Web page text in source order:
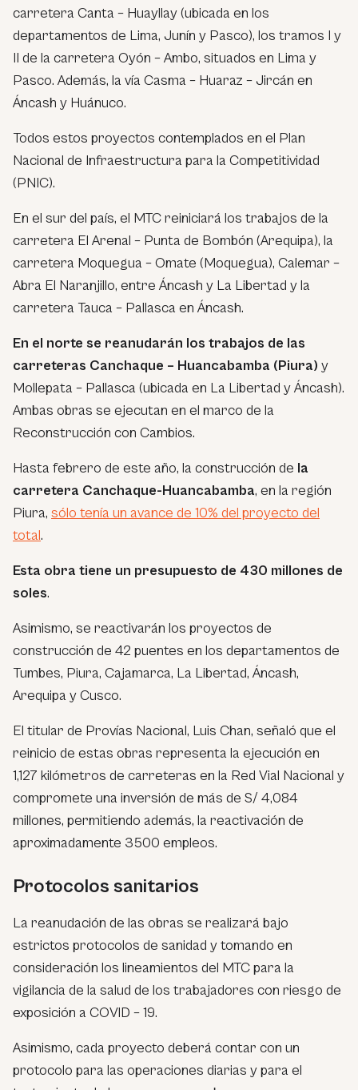
carretera Canta – Huayllay (ubicada en los
departamentos de Lima, Junín y Pasco), los tramos I y
II de la carretera Oyón – Ambo, situados en Lima y
Pasco. Además, la vía Casma – Huaraz – Jircán en
Áncash y Huánuco.
Todos estos proyectos contemplados en el Plan
Nacional de Infraestructura para la Competitividad
(PNIC).
En el sur del país, el MTC reiniciará los trabajos de la
carretera El Arenal – Punta de Bombón (Arequipa), la
carretera Moquegua – Omate (Moquegua), Calemar –
Abra El Naranjillo, entre Áncash y La Libertad y la
carretera Tauca – Pallasca en Áncash.
En el norte se reanudarán los trabajos de las
carreteras Canchaque – Huancabamba (Piura) y
Mollepata – Pallasca (ubicada en La Libertad y Áncash).
Ambas obras se ejecutan en el marco de la
Reconstrucción con Cambios.
Hasta febrero de este año, la construcción de la
carretera Canchaque-Huancabamba, en la región
Piura, sólo tenía un avance de 10% del proyecto del
total.
Esta obra tiene un presupuesto de 430 millones de
soles.
Asimismo, se reactivarán los proyectos de
construcción de 42 puentes en los departamentos de
Tumbes, Piura, Cajamarca, La Libertad, Áncash,
Arequipa y Cusco.
El titular de Provías Nacional, Luis Chan, señaló que el
reinicio de estas obras representa la ejecución en
1,127 kilómetros de carreteras en la Red Vial Nacional y
compromete una inversión de más de S/ 4,084
millones, permitiendo además, la reactivación de
aproximadamente 3500 empleos.
Protocolos sanitarios
La reanudación de las obras se realizará bajo
estrictos protocolos de sanidad y tomando en
consideración los lineamientos del MTC para la
vigilancia de la salud de los trabajadores con riesgo de
exposición a COVID – 19.
Asimismo, cada proyecto deberá contar con un
protocolo para las operaciones diarias y para el